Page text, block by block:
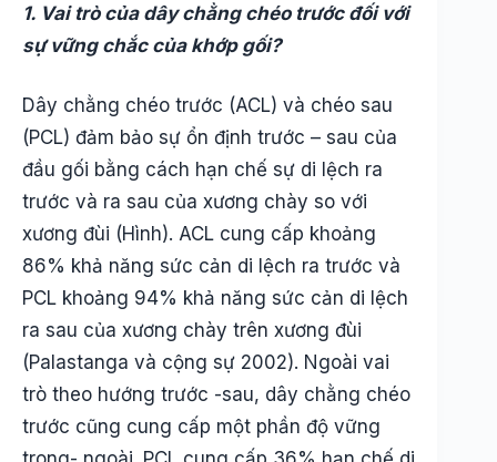
1. Vai trò của dây chằng chéo trước đối với
sự vững chắc của khớp gối?
Dây chằng chéo trước (ACL) và chéo sau
(PCL) đảm bảo sự ổn định trước – sau của
đầu gối bằng cách hạn chế sự di lệch ra
trước và ra sau của xương chày so với
xương đùi (Hình). ACL cung cấp khoảng
86% khả năng sức cản di lệch ra trước và
PCL khoảng 94% khả năng sức cản di lệch
ra sau của xương chày trên xương đùi
(Palastanga và cộng sự 2002). Ngoài vai
trò theo hướng trước -sau, dây chằng chéo
trước cũng cung cấp một phần độ vững